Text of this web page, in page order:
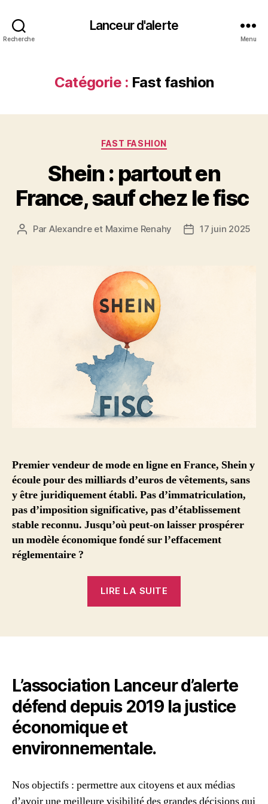
Recherche
Lanceur d'alerte
Menu
Catégorie : Fast fashion
Catégories
FAST FASHION
Shein : partout en
France, sauf chez le fisc
Auteur
Par Alexandre et Maxime Renahy
Date17 juin 2025
Premier vendeur de mode en ligne en France, Shein y
écoule pour des milliards d’euros de vêtements, sans
y être juridiquement établi. Pas d’immatriculation,
pas d’imposition significative, pas d’établissement
stable reconnu. Jusqu’où peut-on laisser prospérer
un modèle économique fondé sur l’effacement
réglementaire ?
LIRE LA SUITE
chez
le
fisc «
L’association Lanceur d’alerte
défend depuis 2019 la justice
économique et
environnementale.
Nos objectifs : permettre aux citoyens et aux médias